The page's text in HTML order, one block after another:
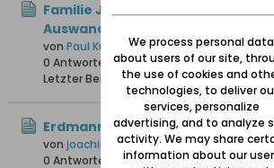
Familie Johann Knoll – Herkunft
Auswanderung 1766
von Paul Kuhlmann
0 Antworten 40 Hits0 Likes
Letzter Beitrag22.07.2026, 09:35
Erdmann Krüger oo Cornelia
von joachim1
0 Antworten
31 Hits0 Likes
We process personal data
about users of our site,
the use of cookies and
technologies, to deliver
services, personalize
advertising, and to analyze
activity. We may share
information about our